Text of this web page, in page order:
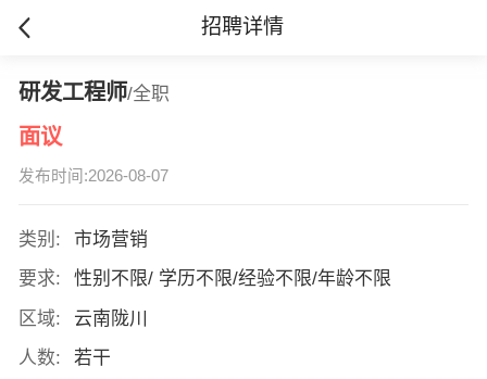
招聘详情
研发工程师/全职
面议
发布时间:2026-08-07
类别:
市场营销
要求:
性别不限/ 学历不限/经验不限/年龄不限
区域:
云南陇川
人数:
若干